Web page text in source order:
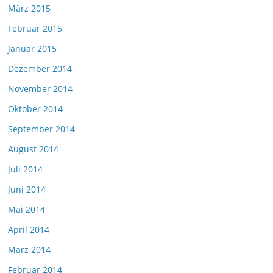
März 2015
Februar 2015
Januar 2015
Dezember 2014
November 2014
Oktober 2014
September 2014
August 2014
Juli 2014
Juni 2014
Mai 2014
April 2014
März 2014
Februar 2014